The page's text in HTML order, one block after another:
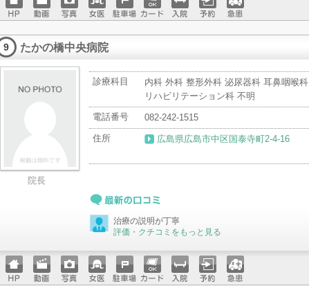
ホーム
ページ
動画 写真 女医 駐車場クレジ
ットカ
入院 予約 急患
9 たかの橋中央病院
院長
診療科目
内科 外科 整形外科 泌尿器科 耳鼻咽喉科
リハビリテーション科 不明
電話番号
082-242-1515
住所
広島県広島市中区国泰寺町2-4-16
最新の口コミ治療の説明が丁寧
評価・クチコミをもっと見る